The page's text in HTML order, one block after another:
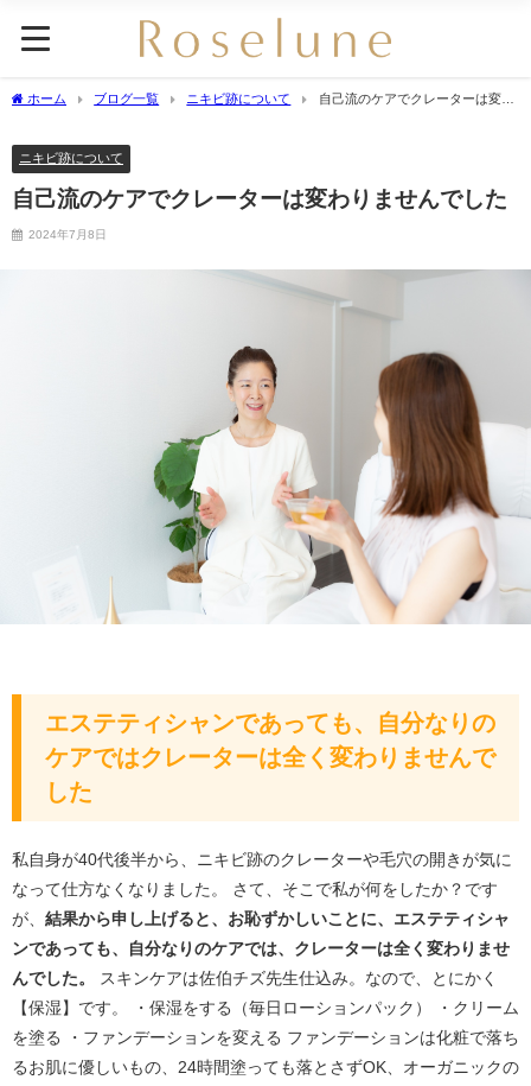
ホーム ブログ一覧 ニキビ跡について
自己流のケアでクレーターは変わ
ニキビ跡について
自己流のケアでクレーターは変わりませんでした
2024年7月8日
エステティシャンであっても、自分なりの
ケアではクレーターは全く変わりませんで
した
私自身が40代後半から、ニキビ跡のクレーターや毛穴の開きが気に
なって仕方なくなりました。 さて、そこで私が何をしたか？です
が、 結果から申し上げると、お恥ずかしいことに、エステティシャ
ンであっても、自分なりのケアでは、クレーターは全く変わりませ
んでした。
スキンケアは佐伯チズ先生仕込み。なので、とにかく
【保湿】です。 ・保湿をする（毎日ローションパック） ・クリーム
を塗る ・ファンデーションを変える ファンデーションは化粧で落ち
るお肌に優しいもの、24時間塗っても落とさずOK、オーガニックの